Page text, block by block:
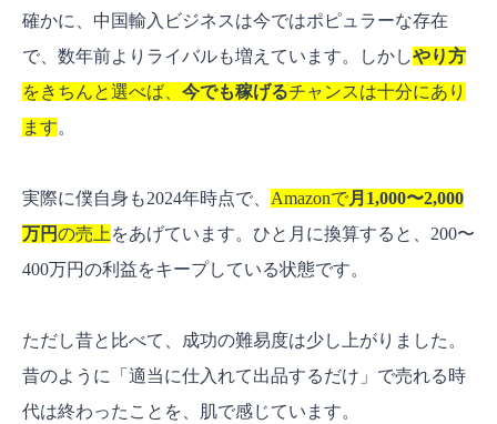
確かに、中国輸入ビジネスは今ではポピュラーな存在
で、数年前よりライバルも増えています。しかしやり方
をきちんと選べば、 今でも稼げるチャンスは十分にあり
ます。
実際に僕自身も2024年時点で、 Amazonで月1,000〜2,000
万円の売上 をあげています。ひと月に換算すると、200〜
400万円の利益をキープしている状態です。
ただし昔と比べて、成功の難易度は少し上がりました。
昔のように「適当に仕入れて出品するだけ」で売れる時
代は終わったことを、肌で感じています。